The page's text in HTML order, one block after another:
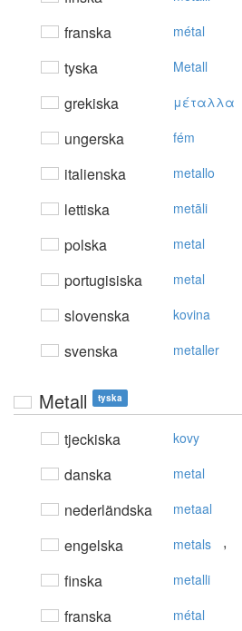
franska métal
tyska Metall
grekiska μέταλλα
ungerska fém
italienska metallo
lettiska metāli
polska metal
portugisiska metal
slovenska kovina
svenska metaller
Metall tyska
tjeckiska kovy
danska metal
nederländska metaal
engelska metals ,
finska metalli
franska métal